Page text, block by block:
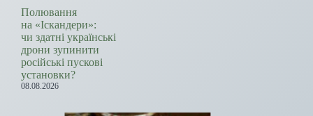
Полювання
на «Іскандери»:
чи здатні українські
дрони зупинити
російські пускові
установки?
08.08.2026